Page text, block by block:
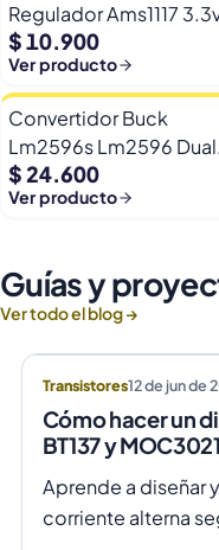
Regulador Ams1117
Yp-8 Con Pines
$ 10.900
Ver producto
Convertidor Buck
Lm2596s Lm2596 Dual
Usb 9-36v A 5v Dc Jack
$ 24.600
Ver producto
Guías y
Ver todo el blog →
Transistores12 de jun de
Cómo hacer un
BT137 y
Aprende a diseñar
corriente alterna